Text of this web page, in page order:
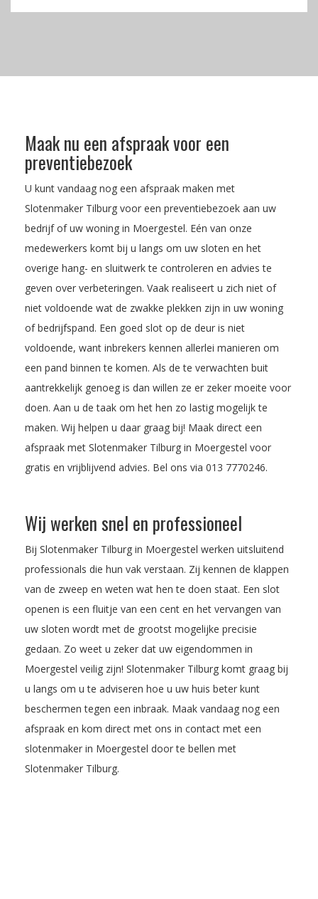
Maak nu een afspraak voor een
preventiebezoek
U kunt vandaag nog een afspraak maken met
Slotenmaker Tilburg voor een preventiebezoek aan uw
bedrijf of uw woning in Moergestel. Eén van onze
medewerkers komt bij u langs om uw sloten en het
overige hang- en sluitwerk te controleren en advies te
geven over verbeteringen. Vaak realiseert u zich niet of
niet voldoende wat de zwakke plekken zijn in uw woning
of bedrijfspand. Een goed slot op de deur is niet
voldoende, want inbrekers kennen allerlei manieren om
een pand binnen te komen. Als de te verwachten buit
aantrekkelijk genoeg is dan willen ze er zeker moeite voor
doen. Aan u de taak om het hen zo lastig mogelijk te
maken. Wij helpen u daar graag bij! Maak direct een
afspraak met Slotenmaker Tilburg in Moergestel voor
gratis en vrijblijvend advies. Bel ons via 013 7770246.
Wij werken snel en professioneel
Bij Slotenmaker Tilburg in Moergestel werken uitsluitend
professionals die hun vak verstaan. Zij kennen de klappen
van de zweep en weten wat hen te doen staat. Een slot
openen is een fluitje van een cent en het vervangen van
uw sloten wordt met de grootst mogelijke precisie
gedaan. Zo weet u zeker dat uw eigendommen in
Moergestel veilig zijn! Slotenmaker Tilburg komt graag bij
u langs om u te adviseren hoe u uw huis beter kunt
beschermen tegen een inbraak. Maak vandaag nog een
afspraak en kom direct met ons in contact met een
slotenmaker in Moergestel door te bellen met
Slotenmaker Tilburg.